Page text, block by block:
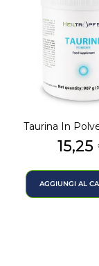
Taurina In
AGGIUNGI AL